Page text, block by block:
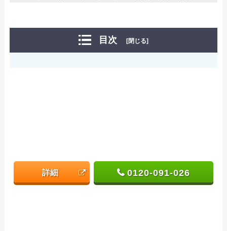
目次 [閉じる]
詳細 0120-091-026